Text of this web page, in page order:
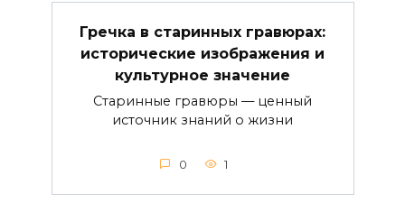
Гречка в старинных гравюрах:
исторические изображения и
культурное значение
Старинные гравюры — ценный
источник знаний о жизни
0 1